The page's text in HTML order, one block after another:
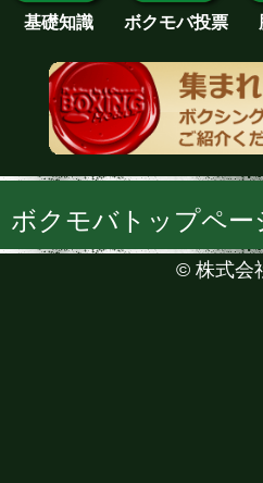
基礎知識 ボクモバ投票
ボクモバトップペー
© 株式会